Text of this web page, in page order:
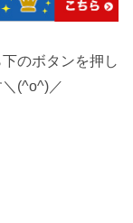
のボタンを押し
(^o^)／